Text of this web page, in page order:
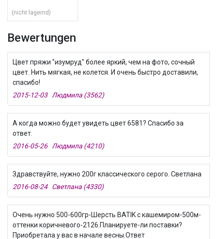
(nicht lagernd)
Bewertungen
Цвет пряжи "изумруд" более яркий, чем на фото, сочный
цвет. Нить мягкая, не колется. И очень быстро доставили,
спасибо!
2015-12-03 Людмила (3562)
А когда можно будет увидеть цвет 6581? Спасибо за
ответ.
2016-05-26 Людмила (4210)
Здравствуйте, нужно 200г классического серого. Светлана
2016-08-24 Светлана (4330)
Очень нужно 500-600гр-Шерсть BATIK с кашемиром-500м-
оттенки коричневого-2126.Планируете-ли поставки?
Приобретала у вас в начале весны.Ответ